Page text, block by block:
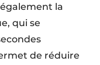
la
qui se
de réduire